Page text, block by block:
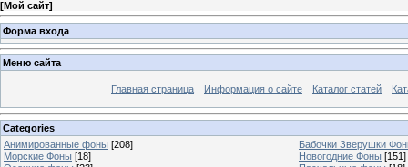
[Мой сайт]
Форма входа
Меню сайта
Главная страница Информация о сайте Каталог статей
Categories
Анимированные фоны [208]
Бабочки Зверушки
Морские Фоны [18] Новогодние Фоны [151]